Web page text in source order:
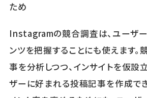
ため
Instagramの競合調査は、ユーザ
ンツを把握することにも使えます
事を分析しつつ、インサイトを仮設
ザーに好まれる投稿記事を作成で